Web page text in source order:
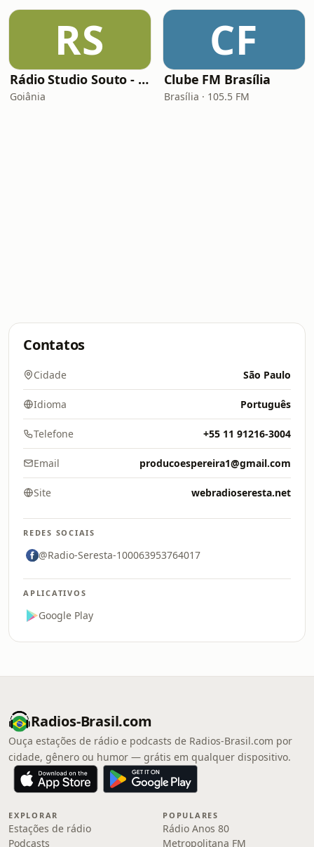
RS
Rádio Studio Souto - Sertaneja
Goiânia
CF
Clube FM Brasília
Brasília · 105.5 FM
Contatos
Cidade São Paulo
Idioma Português
Telefone +55 11 91216-3004
Email producoespereira1@gmail.com
Site webradioseresta.net
REDES SOCIAIS
@Radio-Seresta-100063953764017
APLICATIVOS
Google Play
Radios-Brasil.com
Ouça estações de rádio e podcasts de Radios-Brasil.com por
cidade, gênero ou humor — grátis em qualquer dispositivo.
EXPLORAR
Estações de rádio
Podcasts
POPULARES
Rádio Anos 80
Metropolitana FM